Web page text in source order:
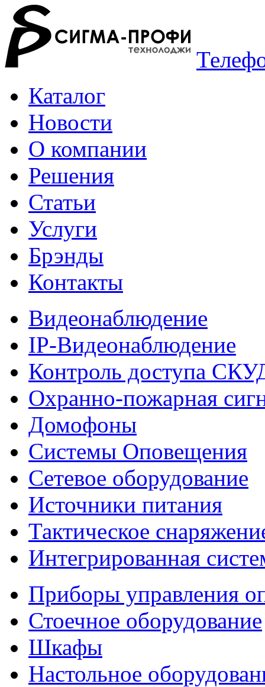
Каталог
Новости
О компании
Решения
Статьи
Услуги
Брэнды
Контакты
Видеонаблюдение
IP-Видеонаблюдение
Контроль доступа
Охранно-пожарная
Домофоны
Системы Оповещения
Сетевое оборудование
Источники питания
Тактическое
Интегрированная
Приборы управления
Стоечное оборудование
Шкафы
Настольное